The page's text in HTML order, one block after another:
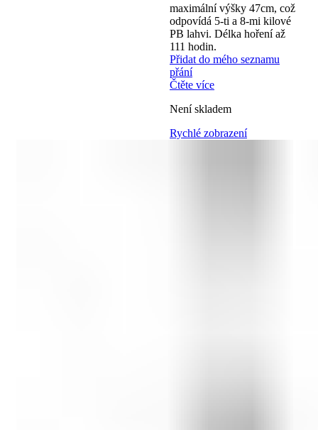
maximální výšky 47cm, což
odpovídá 5-ti a 8-mi kilové
PB lahvi. Délka hoření až
111 hodin.
Přidat do mého seznamu
přání
Čtěte více
Není skladem
Rychlé zobrazení